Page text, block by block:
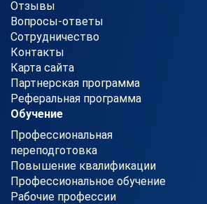
Отзывы
Вопросы-ответы
Сотрудничество
Контакты
Карта сайта
Партнерская программа
Реферальная программа
Обучение
Профессиональная
переподготовка
Повышение квалификации
Профессиональное обучение
Рабочие профессии